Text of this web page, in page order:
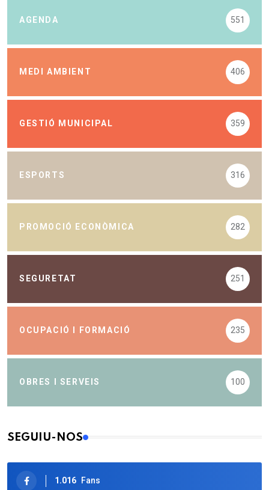
AGENDA 551
MEDI AMBIENT 406
GESTIÓ MUNICIPAL 359
ESPORTS 316
PROMOCIÓ ECONÒMICA 282
SEGURETAT 251
OCUPACIÓ I FORMACIÓ 235
OBRES I SERVEIS 100
SEGUIU-NOS
1.016 Fans